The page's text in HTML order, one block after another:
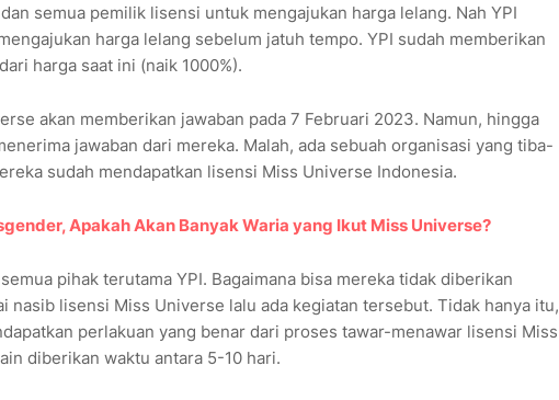
semua pemilik lisensi untuk mengajukan harga lelang. Nah YPI
harga lelang sebelum jatuh tempo. YPI sudah memberikan
harga saat ini (naik 1000%).
akan memberikan jawaban pada 7 Februari 2023. Namun, hingga
jawaban dari mereka. Malah, ada sebuah organisasi yang tiba-
sudah mendapatkan lisensi Miss Universe Indonesia.
Apakah Akan Banyak Waria yang Ikut Miss Universe?
pihak terutama YPI. Bagaimana bisa mereka tidak diberikan
nasib lisensi Miss Universe lalu ada kegiatan tersebut. Tidak hanya itu,
perlakuan yang benar dari proses tawar-menawar lisensi Miss
diberikan waktu antara 5-10 hari.